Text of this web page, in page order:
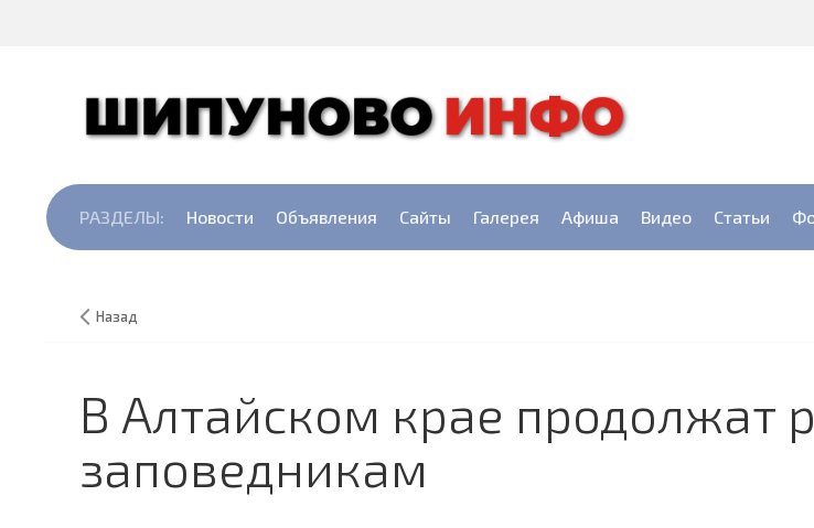
РАЗДЕЛЫ: Новости Объявления Сайты Галерея Афиша Видео Статьи
Назад
В Алтайском крае продолжат
заповедникам